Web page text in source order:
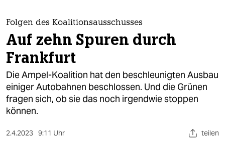
themen
politik
öko
gesellschaft
kultur
sport
Folgen des Koalitionsausschusses
Auf zehn Spuren durch
Frankfurt
Die Ampel-Koalition hat den beschleunigten Ausbau
einiger Autobahnen beschlossen. Und die Grünen
fragen sich, ob sie das noch irgendwie stoppen
können.
2.4.2023 9:11 Uhr teilen